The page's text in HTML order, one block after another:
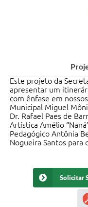
EMPRESAS - EDITAIS
PLANO DIRETOR DO
SEBRAE Aqui
Inscrição para o Conselho
Serviços Públicos -
Memorial Santa Saustina
Este projeto da
apresentar um
com ênfase em
Municipal Miguel
Dr. Rafael Paes de
Artística Amélio
Pedagógico Antônia
Nogueira Santos para
Solicitar